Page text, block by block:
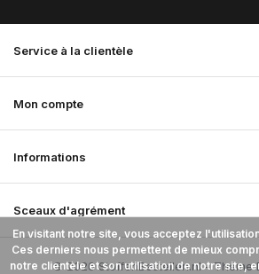
Service à la clientèle
Mon compte
Informations
Sceaux d'agrément
© 2026 StoffenBestellen.nl - Theme
En visitant notre site, vous acceptez
Ces derniers nous permettent de mieux
notre clientèle et son utilisation de notre site,